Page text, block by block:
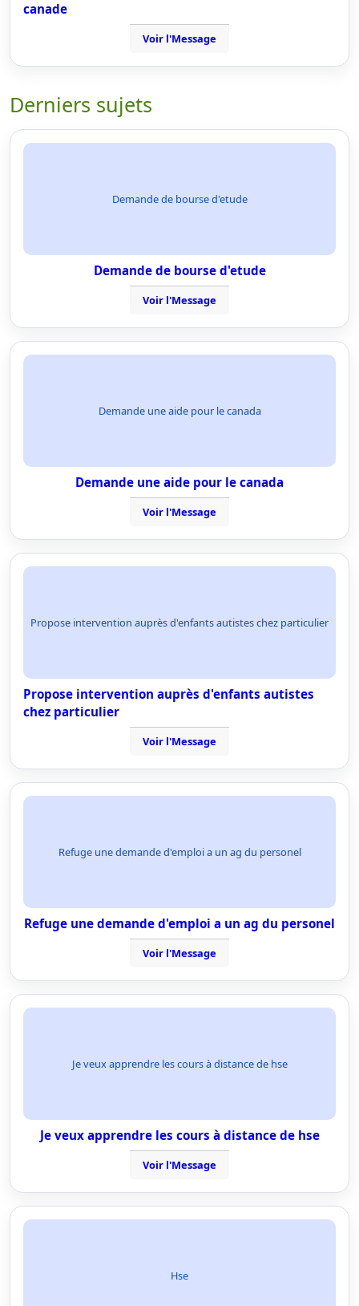
canade
Voir l'Message
Derniers sujets
Demande de bourse d'etude
Demande de bourse d'etude
Voir l'Message
Demande une aide pour le canada
Demande une aide pour le canada
Voir l'Message
Propose intervention auprès d'enfants autistes chez particulier
Propose intervention auprès d'enfants autistes
chez particulier
Voir l'Message
Refuge une demande d'emploi a un ag du personel
Refuge une demande d'emploi a un ag du personel
Voir l'Message
Je veux apprendre les cours à distance de hse
Je veux apprendre les cours à distance de hse
Voir l'Message
Hse